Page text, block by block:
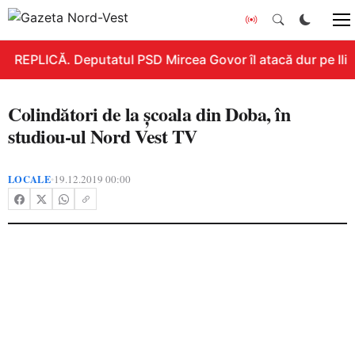
REPLICĂ. Deputatul PSD Mircea Govor îl atacă dur pe
Colindători de la școala din Doba, în
studiou-ul Nord Vest TV
LOCALE•19.12.2019 00:00